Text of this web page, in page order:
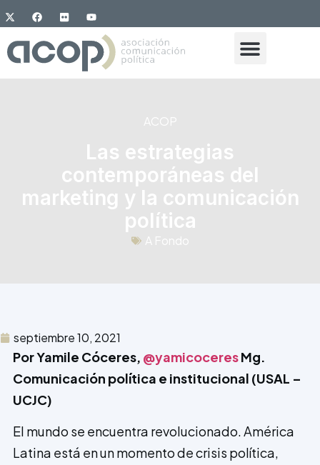
ACOP
Las estrategias
contemporáneas del
marketing y la comunicación
política
A Fondo
septiembre 10, 2021
Por Yamile Cóceres, @yamicoceresMg.
Comunicación política e institucional (USAL –
UCJC)
El mundo se encuentra revolucionado. América
Latina está en un momento de crisis política,